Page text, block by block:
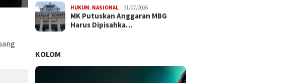
HUKUM NASIONAL 31/07/2026
MK Putuskan Anggaran MBG
Harus Dipisahka…
KOLOM